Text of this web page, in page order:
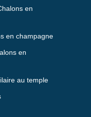
en
en champagne
en
au temple